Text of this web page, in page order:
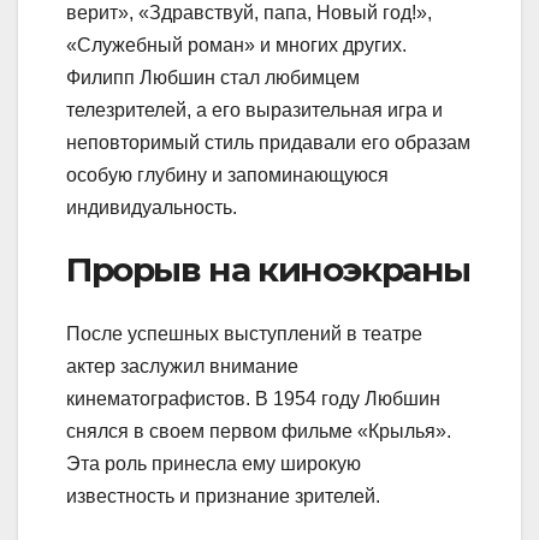
верит», «Здравствуй, папа, Новый год!»,
«Служебный роман» и многих других.
Филипп Любшин стал любимцем
телезрителей, а его выразительная игра и
неповторимый стиль придавали его образам
особую глубину и запоминающуюся
индивидуальность.
Прорыв на киноэкраны
После успешных выступлений в театре
актер заслужил внимание
кинематографистов. В 1954 году Любшин
снялся в своем первом фильме «Крылья».
Эта роль принесла ему широкую
известность и признание зрителей.